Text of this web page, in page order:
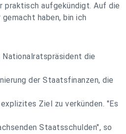
praktisch aufgekündigt. Auf die
haben, bin ich
die
der Staatsfinanzen, die
Ziel zu verkünden. "Es
Staatsschulden", so